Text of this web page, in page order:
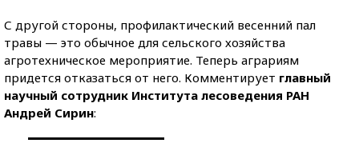
С другой стороны, профилактический весенний пал
травы — это обычное для сельского хозяйства
агротехническое мероприятие. Теперь аграриям
придется отказаться от него. Комментирует главный
научный сотрудник Института лесоведения РАН
Андрей Сирин: